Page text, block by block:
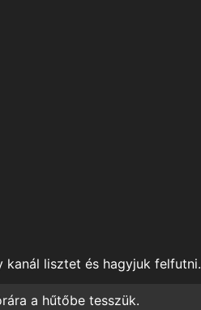
kanál lisztet és hagyjuk felfutni.
a hűtőbe tesszük.